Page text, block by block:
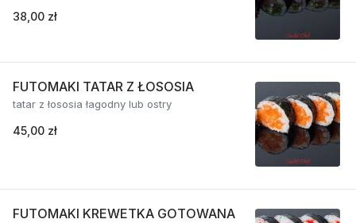
38,00 zł
FUTOMAKI TATAR Z ŁOSOSIA
tatar z łososia łagodny lub ostry
45,00 zł
FUTOMAKI KREWETKA GOTOWANA